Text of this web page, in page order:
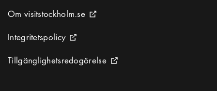
Om visitstockholm.se
Om visitstockholm.se Extern ikon
Integritetspolicy
Integritetspolicy Extern ikon
Tillgänglighetsredogörelse
Tillgänglighetsredogörelse Extern ikon